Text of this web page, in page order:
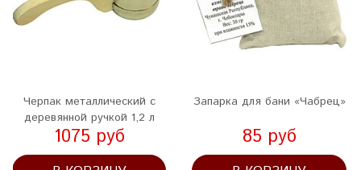
Черпак металлический с
деревянной ручкой 1,2 л
1075 руб
Запарка для бани «Чабрец»
85 руб